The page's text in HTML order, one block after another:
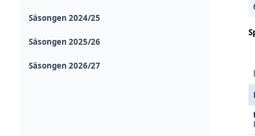
Säsongen 2024/25
Säsongen 2025/26
Säsongen 2026/27